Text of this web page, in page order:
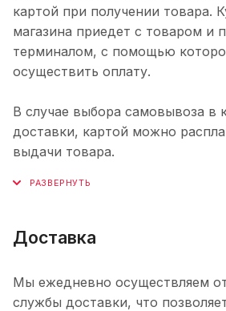
картой при получении товара.
магазина приедет с товаром и
терминалом, с помощью
осуществить оплату.
В случае выбора самовывоза в
доставки, картой можно
выдачи товара.
Доставка
Мы ежедневно осуществляем
службы доставки, что